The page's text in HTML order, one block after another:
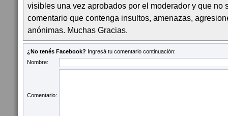
visibles una vez aprobados por el moderador y que no
comentario que contenga insultos, amenazas,
anónimas. Muchas Gracias.
¿No tenés Facebook? Ingresá tu comentario continuación:
Nombre:
Comentario: